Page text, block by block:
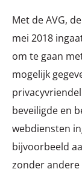
Met de AVG,
mei 2018
om te gaan
mogelijk
beveiligde en
webdiensten
bijvoorbeeld
zonder andere